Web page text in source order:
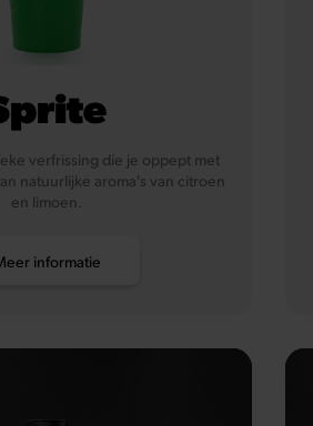
verfrissing die je oppept met
natuurlijke aroma's van citroen
en limoen.
informatie